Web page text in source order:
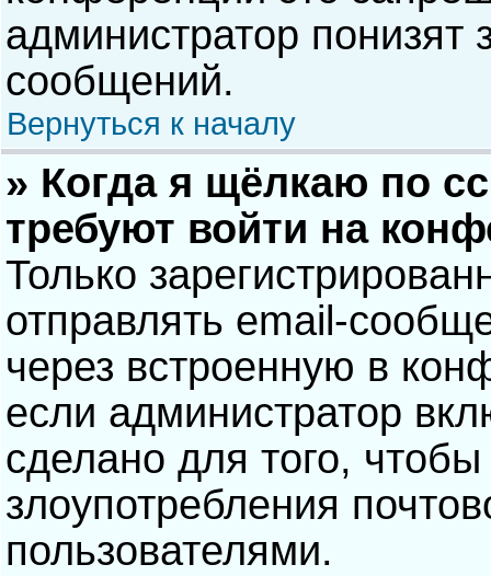
администратор понизят
сообщений.
Вернуться к началу
» Когда я щёлкаю по
требуют войти на
Только
отправлять email-
через встроенную в
если администратор
сделано для того, чтобы
злоупотребления
пользователями.